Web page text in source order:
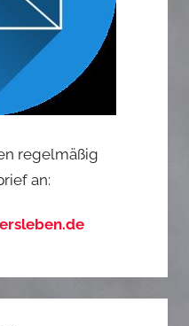
regelmäßig
an: